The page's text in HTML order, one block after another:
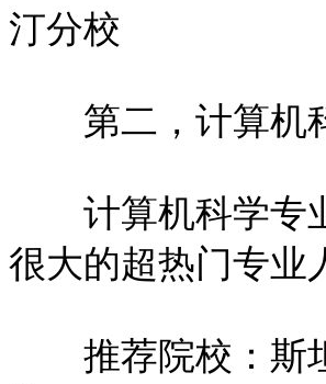
汀分校
第二，计算机
计算机科学专业
很大的超热门专业
推荐院校：斯坦